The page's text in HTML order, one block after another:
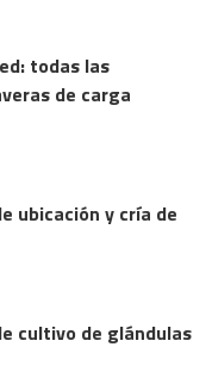
todas las
de carga
ubicación y cría de
cultivo de glándulas